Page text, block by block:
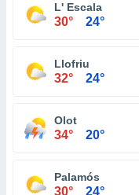
L' Escala
30° 24°
Llofriu
32° 24°
Olot
34° 20°
Palamós
30° 24°